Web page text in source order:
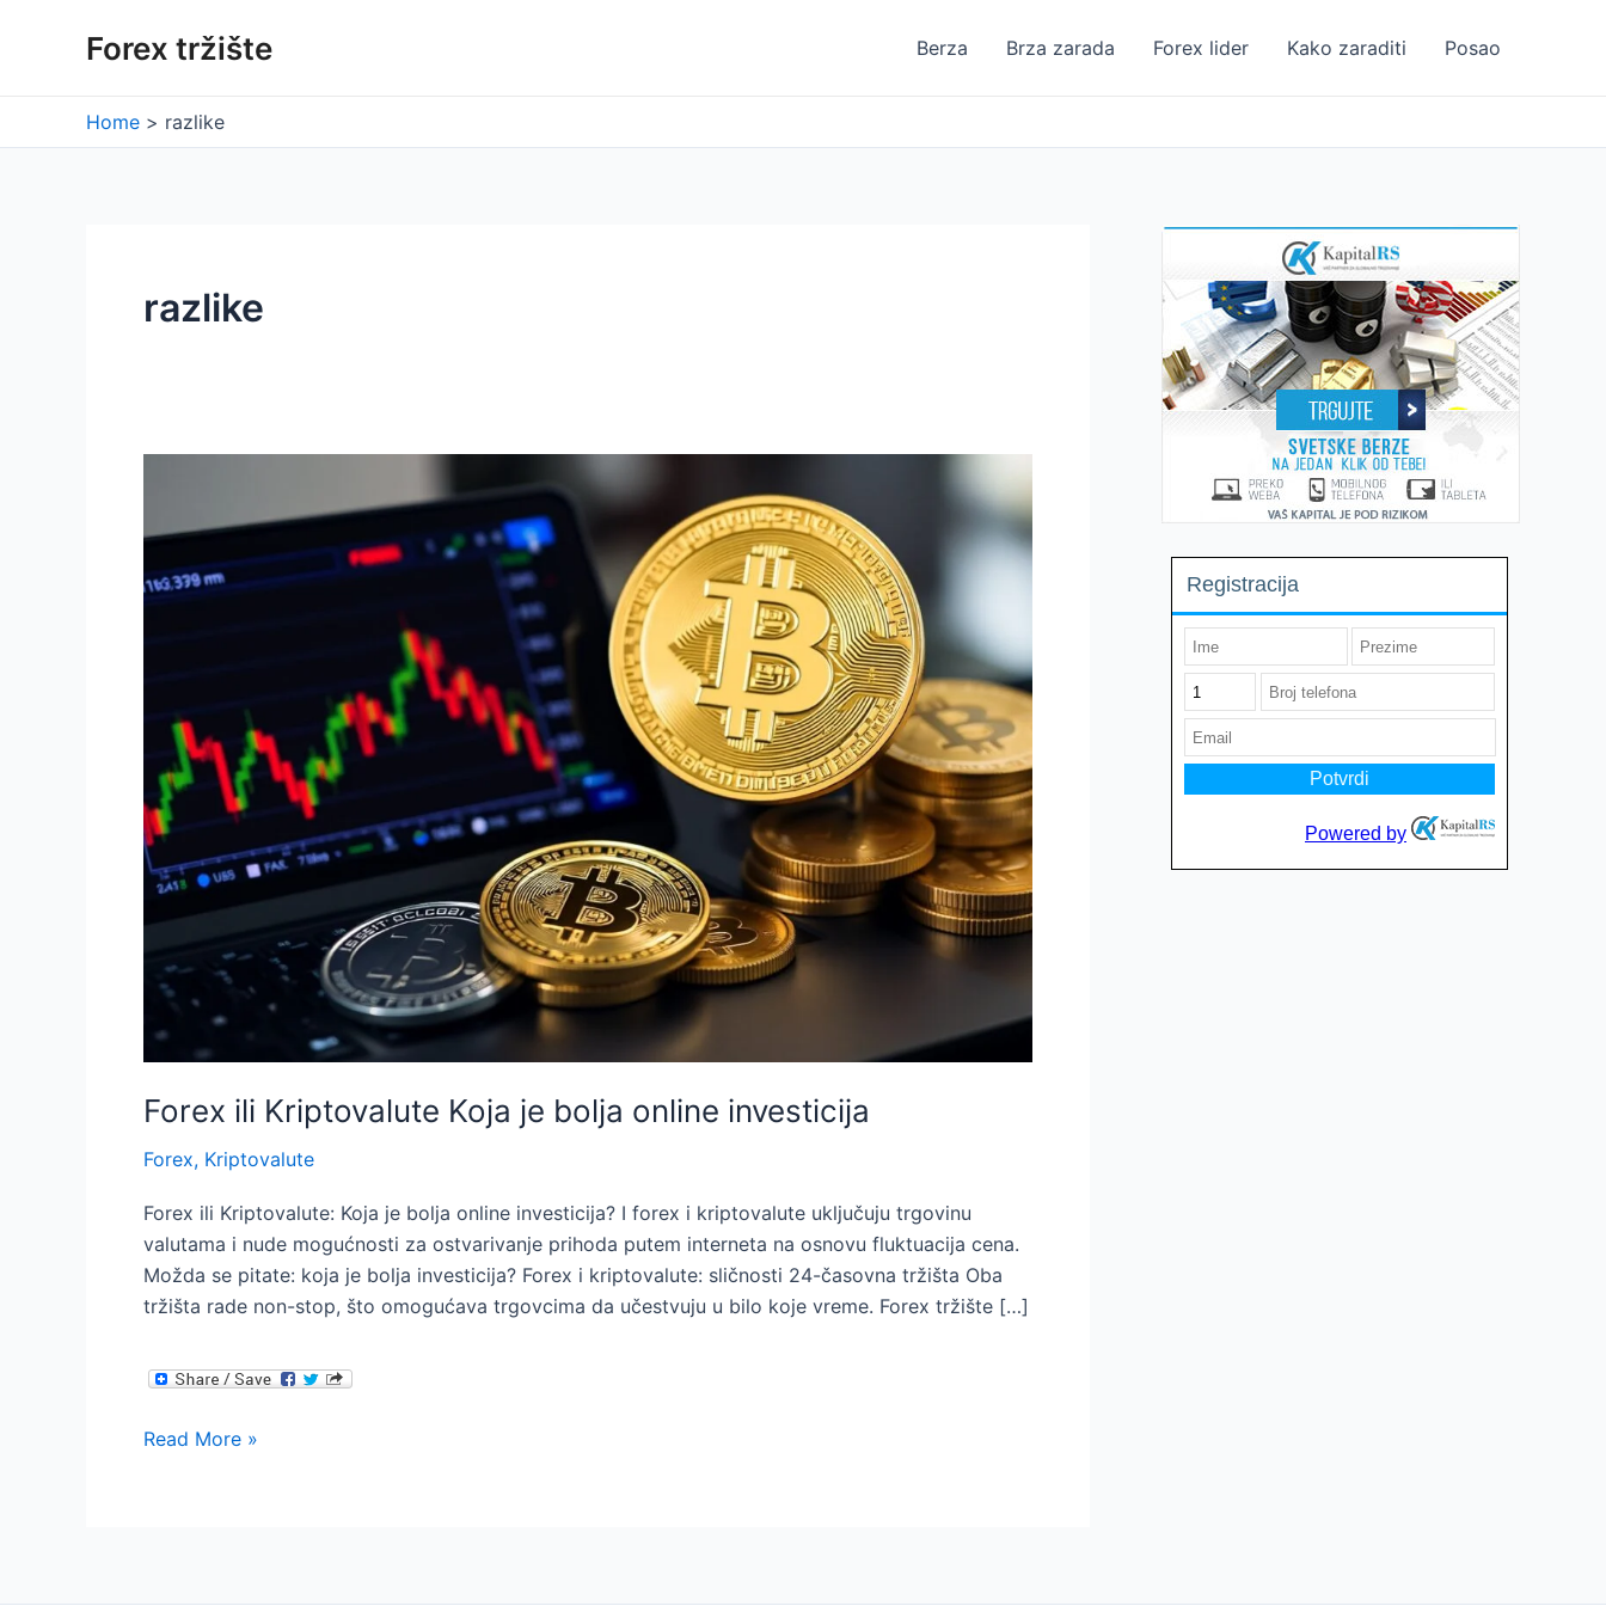
Forex tržište Berza Brza zarada Forex lider Kako zaraditi Posao
Home razlike
razlike
Forex ili Kriptovalute Koja je bolja online investicija
Forex, Kriptovalute
Forex ili Kriptovalute: Koja je bolja online investicija? I forex i kriptovalute uključuju trgovinu
valutama i nude mogućnosti za ostvarivanje prihoda putem interneta na osnovu fluktuacija cena.
Možda se pitate: koja je bolja investicija? Forex i kriptovalute: sličnosti 24-časovna tržišta Oba
tržišta rade non-stop, što omogućava trgovcima da učestvuju u bilo koje vreme. Forex tržište […]
Forex
Read More »